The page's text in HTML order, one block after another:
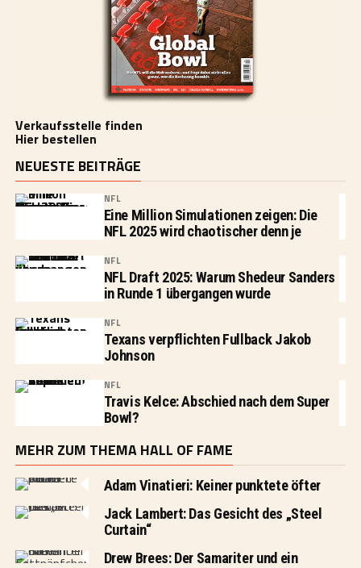
Verkaufsstelle finden
Hier bestellen
NEUESTE BEITRÄGE
NFL
Eine Million Simulationen zeigen: Die
NFL 2025 wird chaotischer denn je
NFL
NFL Draft 2025: Warum Shedeur Sanders
in Runde 1 übergangen wurde
NFL
Texans verpflichten Fullback Jakob
Johnson
NFL
Travis Kelce: Abschied nach dem Super
Bowl?
MEHR ZUM THEMA HALL OF FAME
Adam Vinatieri: Keiner punktete öfter
Jack Lambert: Das Gesicht des „Steel
Curtain“
Drew Brees: Der Samariter und ein